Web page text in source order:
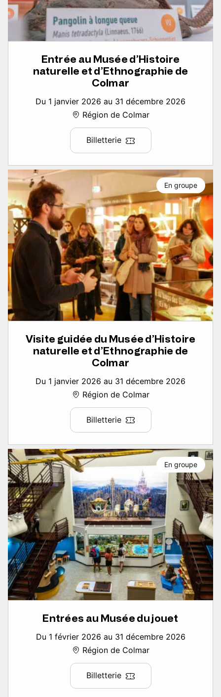
Entrée au Musée d’Histoire
naturelle et d’Ethnographie de
Colmar
Du 1 janvier 2026 au 31 décembre 2026
Région de Colmar
Billetterie
Visite guidée du Musée d’Histoire
naturelle et d’Ethnographie de
Colmar
Du 1 janvier 2026 au 31 décembre 2026
Région de Colmar
Billetterie
En groupe
Entrées au Musée du jouet
Du 1 février 2026 au 31 décembre 2026
Région de Colmar
Billetterie
En groupe